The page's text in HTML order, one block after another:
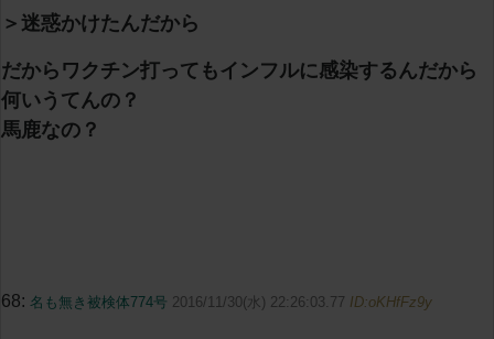
＞迷惑かけたんだから
だからワクチン打ってもインフルに感染するんだから
何いうてんの？
馬鹿なの？
68: 名も無き被検体774号 2016/11/30(水) 22:26:03.77 ID:oKHfFz9y